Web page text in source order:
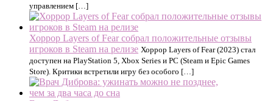
управлением […]
Хоррор Layers of Fear собрал положительные отзывы
игроков в Steam на релизе Хоррор Layers of Fear (2023) стал
доступен на PlayStation 5, Xbox Series и PC (Steam и Epic Games
Store). Критики встретили игру без особого […]